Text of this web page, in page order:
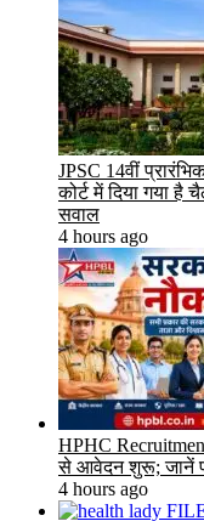
JPSC 14वीं
कोर्ट में दिया गया
सवाल
4 hours ago
HPHC
से आवेदन शुरू; जानें
4 hours ago